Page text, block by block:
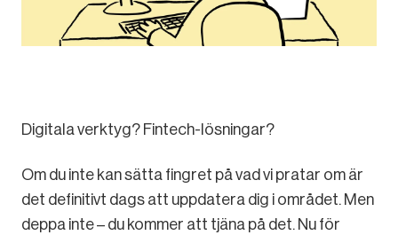
Digitala verktyg? Fintech-lösningar?
Om du inte kan sätta fingret på vad vi pratar om är
det definitivt dags att uppdatera dig i området. Men
deppa inte – du kommer att tjäna på det. Nu för